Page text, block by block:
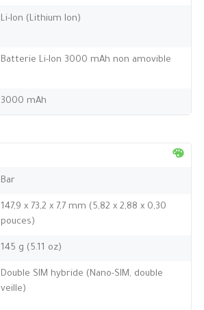
Li-Ion (Lithium Ion)
Batterie Li-Ion 3000 mAh non amovible
3000 mAh
Bar
147,9 x 73,2 x 7,7 mm (5,82 x 2,88 x 0,30
pouces)
145 g (5.11 oz)
Double SIM hybride (Nano-SIM, double
veille)